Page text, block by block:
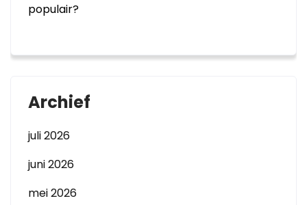
populair?
Archief
juli 2026
juni 2026
mei 2026